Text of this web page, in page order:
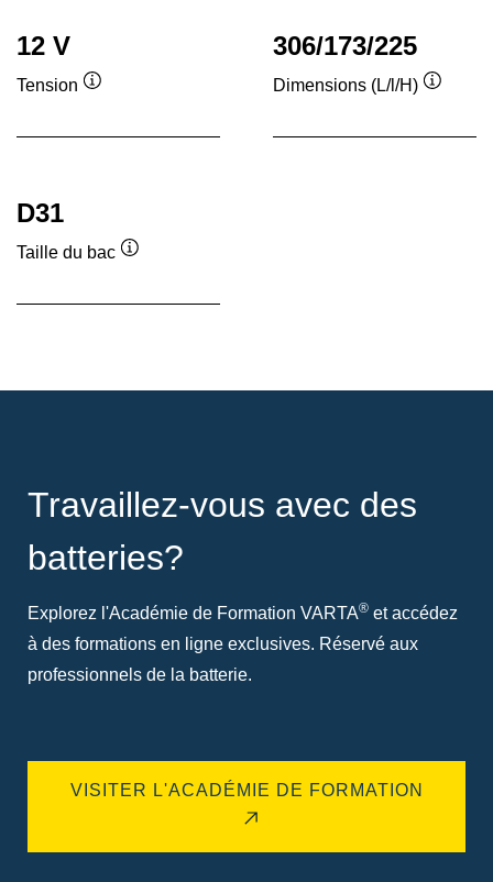
12 V
Tension
306/173/225
Dimensions (L/l/H)
D31
Taille du bac
Travaillez-vous avec des
batteries?
Explorez l'Académie de Formation VARTA® et accédez
à des formations en ligne exclusives. Réservé aux
professionnels de la batterie.
VISITER L'ACADÉMIE DE FORMATION